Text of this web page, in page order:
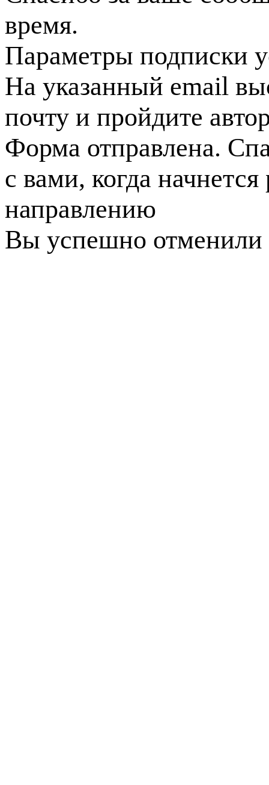
время.
Параметры подписки
На указанный email
почту и пройдите
Форма отправлена.
с вами, когда
направлению
Вы успешно отменили